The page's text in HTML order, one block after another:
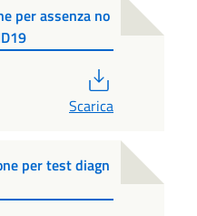
per assenza no
Scarica
per test diagn